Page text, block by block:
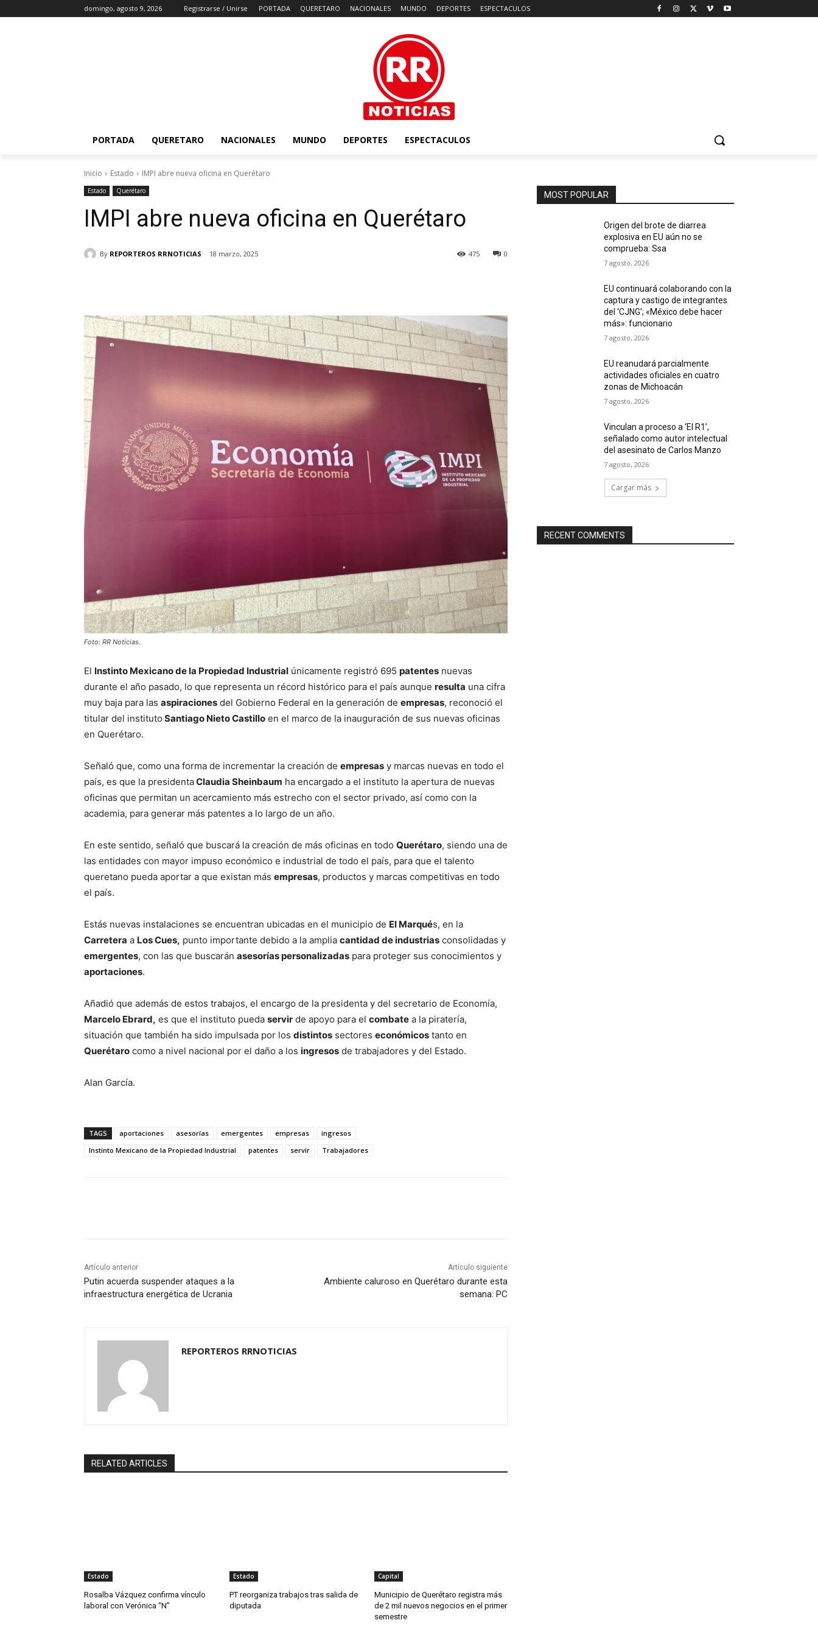
domingo, agosto 9, 2026 Registrarse / Unirse PORTADA QUERETARO NACIONALES MUNDO DEPORTES ESPECTACULOS
PORTADA QUERETARO NACIONALES MUNDO DEPORTES ESPECTACULOS
Inicio Estado IMPI abre nueva oficina en Querétaro
Estado Querétaro
IMPI abre nueva oficina en Querétaro
By REPORTEROS RRNOTICIAS 18 marzo, 2025 0
475
Foto: RR Noticias.
El Instinto Mexicano de la Propiedad Industrial únicamente registró 695 patentes nuevas
durante el año pasado, lo que representa un récord histórico para el país aunque resulta una cifra
muy baja para las aspiraciones del Gobierno Federal en la generación de empresas, reconoció el
titular del instituto Santiago Nieto Castillo en el marco de la inauguración de sus nuevas oficinas
en Querétaro.
Señaló que, como una forma de incrementar la creación de empresas y marcas nuevas en todo el
país, es que la presidentaClaudia Sheinbaum ha encargado a el instituto la apertura de nuevas
oficinas que permitan un acercamiento más estrecho con el sector privado, así como con la
academia, para generar más patentes a lo largo de un año.
En este sentido, señaló que buscará la creación de más oficinas en todo Querétaro, siendo una de
las entidades con mayor impuso económico e industrial de todo el país, para que el talento
queretano pueda aportar a que existan más empresas, productos y marcas competitivas en todo
el país.
Estás nuevas instalaciones se encuentran ubicadas en el municipio de El Marqués, en la
Carretera a Los Cues, punto importante debido a la amplia cantidad de industrias consolidadas y
emergentes, con las que buscarán asesorías personalizadas para proteger sus conocimientos y
aportaciones.
Añadió que además de estos trabajos, el encargo de la presidenta y del secretario de Economía,
Marcelo Ebrard, es que el instituto pueda servir de apoyo para el combate a la piratería,
situación que también ha sido impulsada por los distintos sectores económicos tanto en
Querétaro como a nivel nacional por el daño a los ingresos de trabajadores y del Estado.
Alan García.
TAGS aportaciones asesorías emergentes empresas
ingresos
Instinto Mexicano de la Propiedad Industrial
patentes servir Trabajadores
Artículo anterior
Putin acuerda suspender ataques a la
infraestructura energética de Ucrania
Artículo siguiente
Ambiente caluroso en Querétaro durante esta
semana: PC
REPORTEROS RRNOTICIAS
RELATED ARTICLES
Estado
Rosalba Vázquez confirma vínculo
laboral con Verónica “N”
Estado
PT reorganiza trabajos tras salida de
diputada
Capital
Municipio de Querétaro registra más
de 2 mil nuevos negocios en el primer
semestre
MOST POPULAR
Origen del brote de diarrea
explosiva en EU aún no se
comprueba: Ssa
7 agosto, 2026
EU continuará colaborando con la
captura y castigo de integrantes
del ‘CJNG’; «México debe hacer
más»: funcionario
7 agosto, 2026
EU reanudará parcialmente
actividades oficiales en cuatro
zonas de Michoacán
7 agosto, 2026
Vinculan a proceso a ‘El R1’,
señalado como autor intelectual
del asesinato de Carlos Manzo
7 agosto, 2026
Cargar más
RECENT COMMENTS